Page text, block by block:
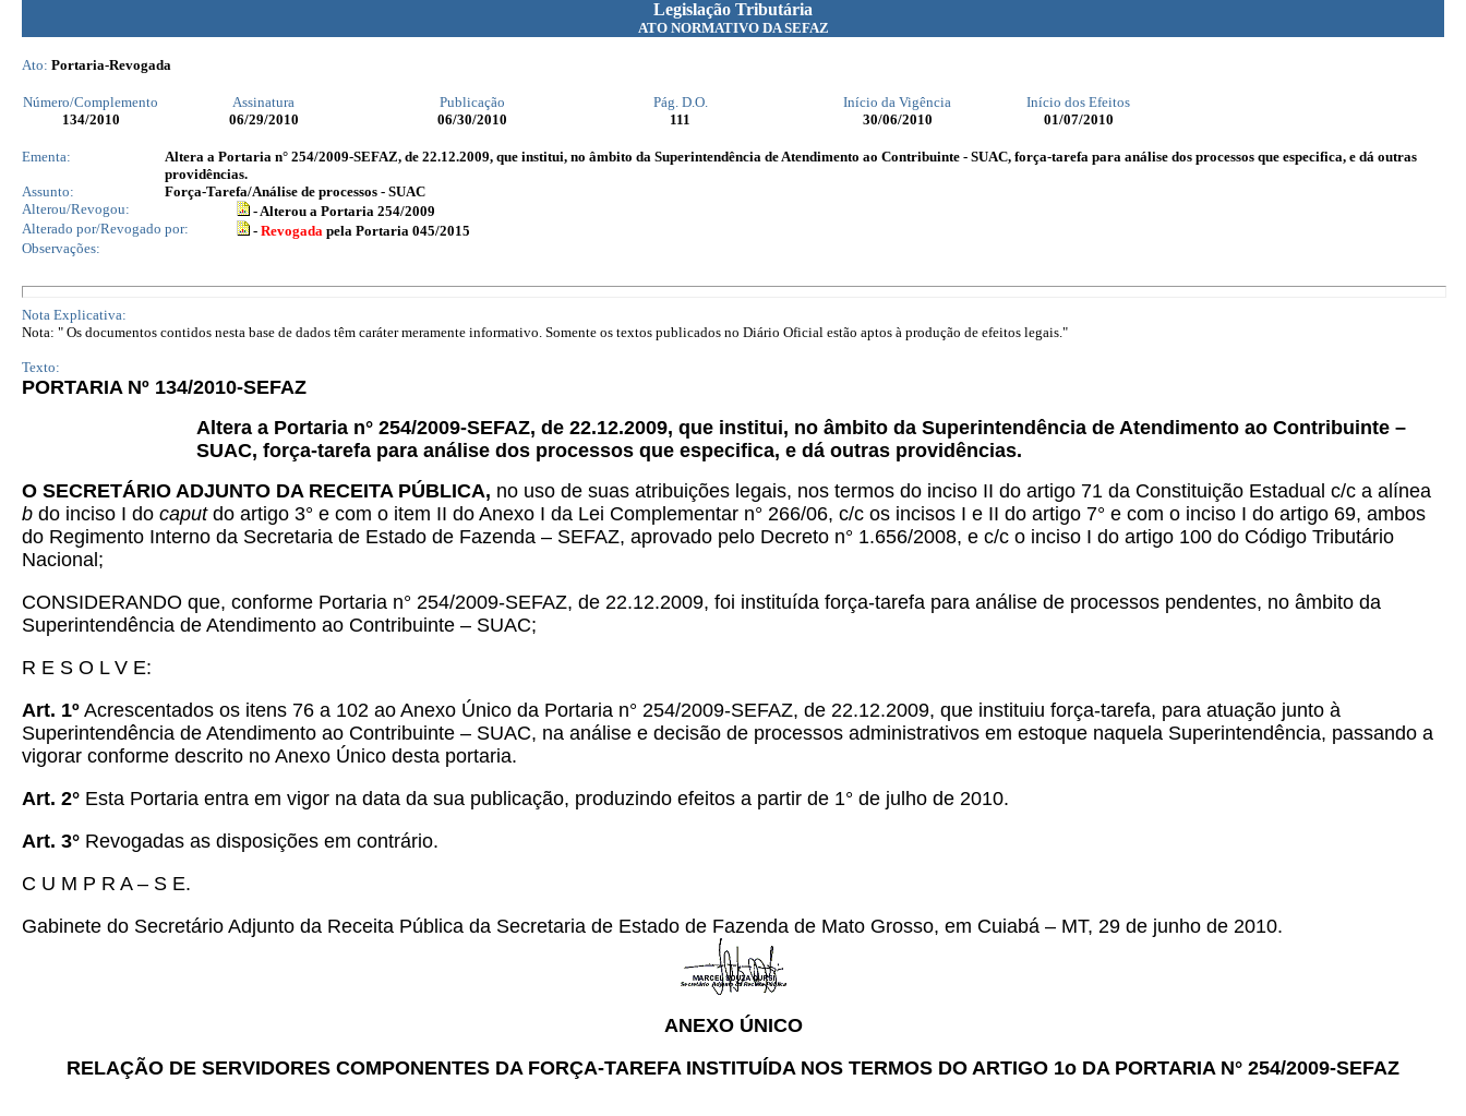
Legislação Tributária
ATO NORMATIVO DA SEFAZ
Ato: Portaria-Revogada
Número/Complemento Assinatura Publicação Pág. D.O. Início da Vigência
Início dos Efeitos
134/2010 06/29/2010 06/30/2010 111 30/06/2010 01/07/2010
Ementa:
Altera a Portaria n° 254/2009-SEFAZ, de 22.12.2009, que institui, no âmbito da Superintendência de Atendimento ao Contribuinte - SUAC, força-tarefa para análise dos processos que especifica, e dá outras
providências.
Assunto:
Força-Tarefa/Análise de processos - SUAC
Alterou/Revogou:
- Alterou a Portaria 254/2009
Alterado por/Revogado por:
- Revogada pela Portaria 045/2015
Observações:
Nota Explicativa:
Nota: " Os documentos contidos nesta base de dados têm caráter meramente informativo. Somente os textos publicados no Diário Oficial estão aptos à produção de efeitos legais."
Texto:
PORTARIA Nº 134/2010-SEFAZ
Altera a Portaria n° 254/2009-SEFAZ, de 22.12.2009, que institui, no âmbito da Superintendência de Atendimento ao Contribuinte –
SUAC, força-tarefa para análise dos processos que especifica, e dá outras providências.
O SECRETÁRIO ADJUNTO DA RECEITA PÚBLICA, no uso de suas atribuições legais, nos termos do inciso II do artigo 71 da Constituição Estadual c/c a alínea
b do inciso I do caputdo artigo 3° e com o item II do Anexo I da Lei Complementar n° 266/06, c/c os incisos I e II do artigo 7° e com o inciso I do artigo 69, ambos
do Regimento Interno da Secretaria de Estado de Fazenda – SEFAZ, aprovado pelo Decreto n° 1.656/2008, e c/c o inciso I do artigo 100 do Código Tributário
Nacional;
CONSIDERANDO que, conforme Portaria n° 254/2009-SEFAZ, de 22.12.2009, foi instituída força-tarefa para análise de processos pendentes, no âmbito da
Superintendência de Atendimento ao Contribuinte – SUAC;
R E S O L V E:
Art. 1º Acrescentados os itens 76 a 102 ao Anexo Único da Portaria n° 254/2009-SEFAZ, de 22.12.2009, que instituiu força-tarefa, para atuação junto à
Superintendência de Atendimento ao Contribuinte – SUAC, na análise e decisão de processos administrativos em estoque naquela Superintendência, passando a
vigorar conforme descrito no Anexo Único desta portaria.
Art. 2° Esta Portaria entra em vigor na data da sua publicação, produzindo efeitos a partir de 1° de julho de 2010.
Art. 3° Revogadas as disposições em contrário.
C U M P R A – S E.
Gabinete do Secretário Adjunto da Receita Pública da Secretaria de Estado de Fazenda de Mato Grosso, em Cuiabá – MT, 29 de junho de 2010.
ANEXO ÚNICO
RELAÇÃO DE SERVIDORES COMPONENTES DA FORÇA-TAREFA INSTITUÍDA NOS TERMOS DO ARTIGO 1o DA PORTARIA N° 254/2009-SEFAZ